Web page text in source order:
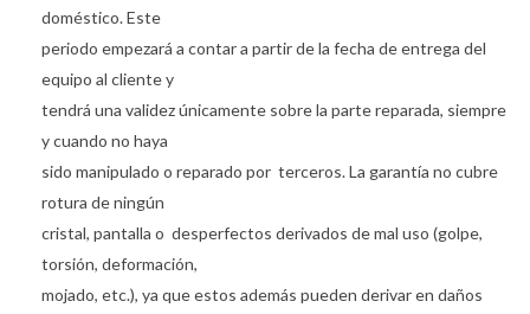
doméstico. Este
periodo empezará a contar a partir de la fecha de entrega del
equipo al cliente y
tendrá una validez únicamente sobre la parte reparada, siempre
y cuando no haya
sido manipulado o reparado por terceros. La garantía no cubre
rotura de ningún
cristal, pantalla o desperfectos derivados de mal uso (golpe,
torsión, deformación,
mojado, etc.), ya que estos además pueden derivar en daños